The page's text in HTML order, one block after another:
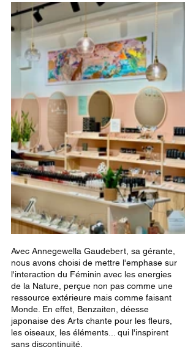
Avec Annegewella Gaudebert, sa gérante,
nous avons choisi de mettre l'emphase sur
l'interaction du Féminin avec les energies
de la Nature, perçue non pas comme une
ressource extérieure mais comme faisant
Monde. En effet, Benzaiten, déesse
japonaise des Arts chante pour les fleurs,
les oiseaux, les éléments... qui l'inspirent
sans discontinuité.